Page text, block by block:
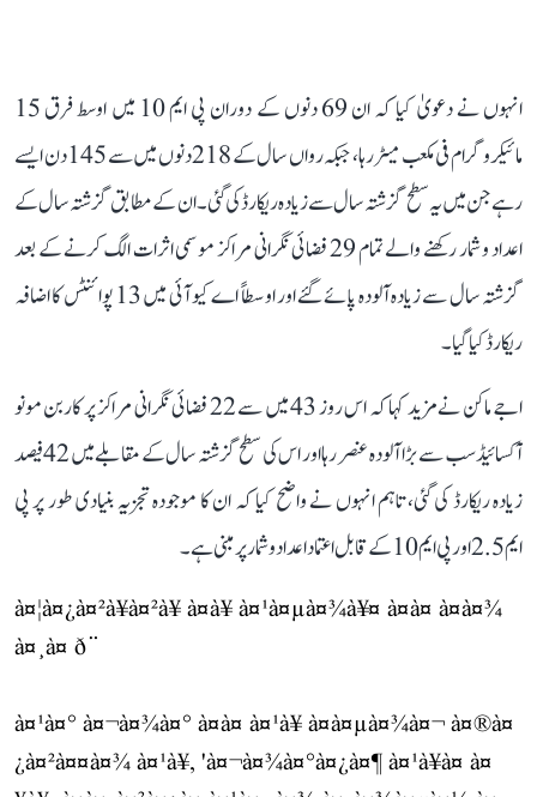
انہوں نے دعویٰ کیا کہ ان 69 دنوں کے دوران پی ایم 10 میں اوسط فرق 15
مائیکروگرام فی مکعب میٹر رہا، جبکہ رواں سال کے 218 دنوں میں سے 145 دن ایسے
رہے جن میں یہ سطح گزشتہ سال سے زیادہ ریکارڈ کی گئی۔ ان کے مطابق گزشتہ سال کے
اعداد و شمار رکھنے والے تمام 29 فضائی نگرانی مراکز موسمی اثرات الگ کرنے کے بعد
گزشتہ سال سے زیادہ آلودہ پائے گئے اور اوسطاً اے کیو آئی میں 13 پوائنٹس کا اضافہ
ریکارڈ کیا گیا۔
اجے ماکن نے مزید کہا کہ اس روز 43 میں سے 22 فضائی نگرانی مراکز پر کاربن مونو
آکسائیڈ سب سے بڑا آلودہ عنصر رہا اور اس کی سطح گزشتہ سال کے مقابلے میں 42 فیصد
زیادہ ریکارڈ کی گئی، تاہم انہوں نے واضح کیا کہ ان کا موجودہ تجزیہ بنیادی طور پر پی
ایم 2.5 اور پی ایم 10 کے قابل اعتماد اعداد و شمار پر مبنی ہے۔
à¤¦à¤¿à¤²à¥à¤²à¥ à¤à¥ à¤¹à¤µà¤¾à¥¤ à¤à¤ à¤à¤¾
à¤¸à¤ ð¨
à¤¹à¤° à¤¬à¤¾à¤° à¤à¤ à¤¹à¥ à¤à¤µà¤¾à¤¬ à¤®à¤
¿à¤²à¤¤à¤¾ à¤¹à¥, 'à¤¬à¤¾à¤°à¤¿à¤¶ à¤¹à¥à¤ à¤